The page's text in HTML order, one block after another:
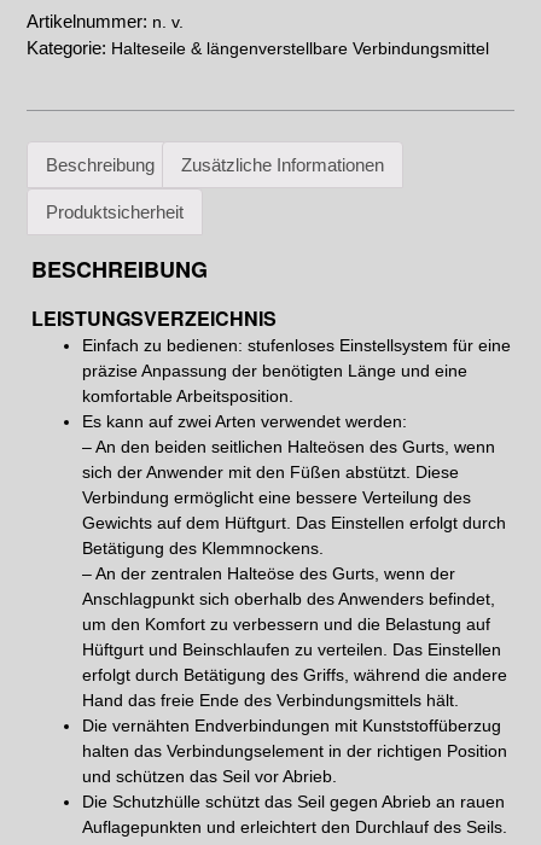
Artikelnummer: n. v.
Kategorie: Halteseile & längenverstellbare Verbindungsmittel
Beschreibung Zusätzliche Informationen
Produktsicherheit
BESCHREIBUNG
LEISTUNGSVERZEICHNIS
Einfach zu bedienen: stufenloses Einstellsystem für eine
präzise Anpassung der benötigten Länge und eine
komfortable Arbeitsposition.
Es kann auf zwei Arten verwendet werden:
– An den beiden seitlichen Halteösen des Gurts, wenn
sich der Anwender mit den Füßen abstützt. Diese
Verbindung ermöglicht eine bessere Verteilung des
Gewichts auf dem Hüftgurt. Das Einstellen erfolgt durch
Betätigung des Klemmnockens.
– An der zentralen Halteöse des Gurts, wenn der
Anschlagpunkt sich oberhalb des Anwenders befindet,
um den Komfort zu verbessern und die Belastung auf
Hüftgurt und Beinschlaufen zu verteilen. Das Einstellen
erfolgt durch Betätigung des Griffs, während die andere
Hand das freie Ende des Verbindungsmittels hält.
Die vernähten Endverbindungen mit Kunststoffüberzug
halten das Verbindungselement in der richtigen Position
und schützen das Seil vor Abrieb.
Die Schutzhülle schützt das Seil gegen Abrieb an rauen
Auflagepunkten und erleichtert den Durchlauf des Seils.